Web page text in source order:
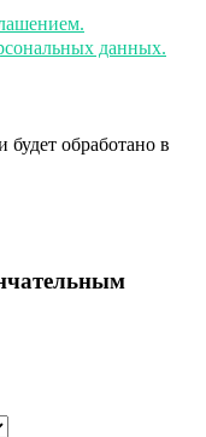
данных.
обработано в